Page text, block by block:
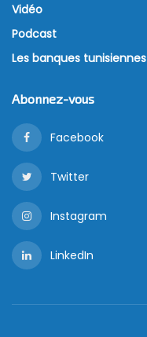
Vidéo
Podcast
Les banques tunisiennes
Abonnez-vous
Facebook
Twitter
Instagram
LinkedIn